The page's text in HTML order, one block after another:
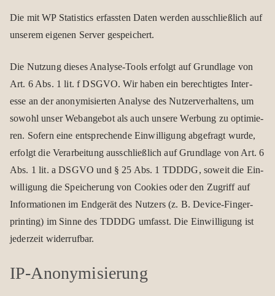
Die mit WP Sta­tis­tics erfass­ten Daten wer­den aus­schließ­lich auf
unse­rem eige­nen Ser­ver gespei­chert.
Die Nut­zung die­ses Ana­lyse-Tools erfolgt auf Grund­lage von
Art. 6 Abs. 1 lit. f DSGVO. Wir haben ein berech­tig­tes Inter­
esse an der anony­mi­sier­ten Ana­lyse des Nut­zer­ver­hal­tens, um
sowohl unser Web­an­ge­bot als auch unsere Wer­bung zu opti­mie­
ren. Sofern eine ent­spre­chende Ein­wil­li­gung abge­fragt wurde,
erfolgt die Ver­ar­bei­tung aus­schließ­lich auf Grund­lage von Art. 6
Abs. 1 lit. a DSGVO und § 25 Abs. 1 TDDDG, soweit die Ein­
wil­li­gung die Spei­che­rung von Coo­kies oder den Zugriff auf
Infor­ma­tio­nen im End­ge­rät des Nut­zers (z. B. Device-Fin­ger­
prin­ting) im Sinne des TDDDG umfasst. Die Ein­wil­li­gung ist
jeder­zeit wider­ruf­bar.
IP-Anony­mi­sie­rung